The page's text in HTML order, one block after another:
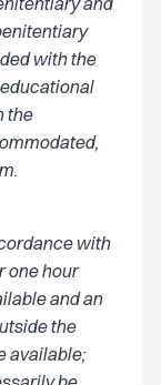
with the
the
with
one hour
and an
the
available;